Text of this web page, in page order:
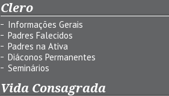
Clero
Informações Gerais
Padres Falecidos
Padres na Ativa
Diáconos Permanentes
Seminários
Vida Consagrada